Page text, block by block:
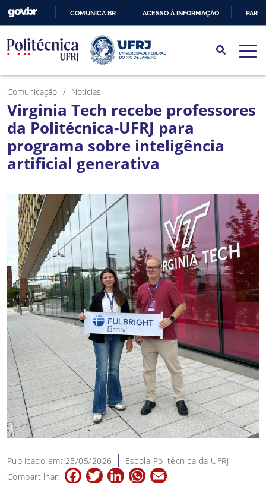
PARA
O
CONTEÚDO
COMUNICA BR ACESSO À INFORMAÇÃO
Comunicação Notícias
Virginia Tech recebe professores
da Politécnica-UFRJ para
programa sobre inteligência
artificial generativa
Publicado em: 25/05/2026
Escola Politécnica da UFRJ
Compartilhar:
FacebookTwitterLinkedInWhatsApp